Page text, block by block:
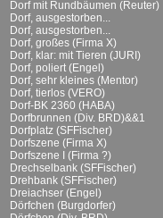
Dorf mit Rundbäumen (Reuter)
Dorf, ausgestorben...
Dorf, ausgestorben...
Dorf, großes (Firma X)
Dorf, klar: mit Tieren (JURI)
Dorf, poliert (Engel)
Dorf, sehr kleines (Mentor)
Dorf, tierlos (VERO)
Dorf-BK 2360 (HABA)
Dorfbrunnen (Div. BRD)&&1
Dorfplatz (SFFischer)
Dorfszene (Firma X)
Dorfszene I (Firma ?)
Drechselbank (SFFischer)
Drehbank (SFFischer)
Dreiachser (Engel)
Dörfchen (Burgdorfer)